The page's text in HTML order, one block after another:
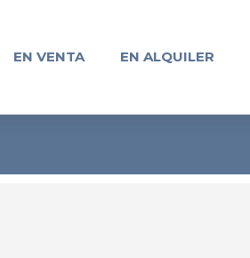
EN VENTA EN ALQUILER